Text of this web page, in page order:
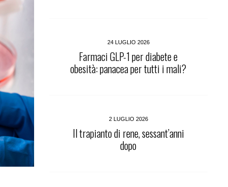
24 LUGLIO 2026
Farmaci GLP-1 per diabete e
obesità: panacea per tutti i mali?
2 LUGLIO 2026
Il trapianto di rene, sessant’anni
dopo